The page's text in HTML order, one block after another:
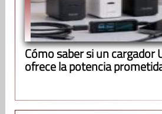
Cómo saber si un cargador
ofrece la potencia